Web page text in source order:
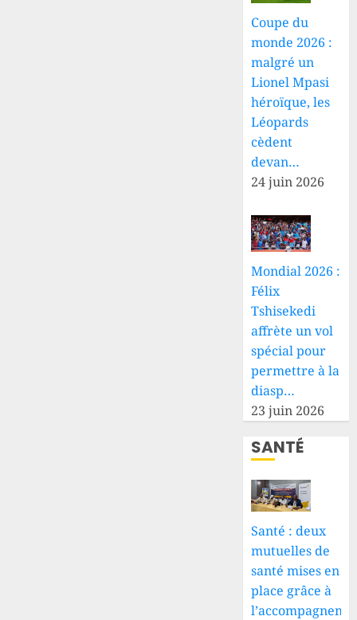
Coupe du
monde 2026 :
malgré un
Lionel Mpasi
héroïque, les
Léopards
cèdent
devan…
24 juin 2026
Mondial 2026 :
Félix
Tshisekedi
affrète un vol
spécial pour
permettre à la
diasp…
23 juin 2026
SANTÉ
Santé : deux
mutuelles de
santé mises en
place grâce à